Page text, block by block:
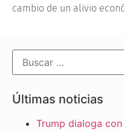
cambio de un alivio
Últimas noticias
Trump dialoga